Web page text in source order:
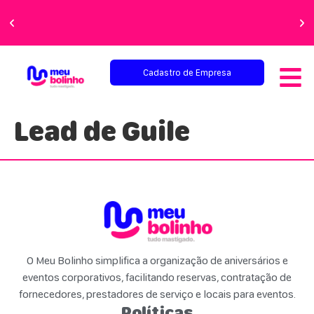
perfeita!
Cadastro de Empresa
Lead de Guile
O Meu Bolinho simplifica a organização de aniversários e
eventos corporativos, facilitando reservas, contratação de
fornecedores, prestadores de serviço e locais para eventos.